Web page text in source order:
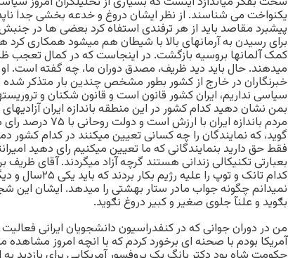
یکنواخت می شناسند. از نظر ایشان دروغ و خدعه بخشی جدا
پیشبرد مقاصد باید از هر ترفندی استفاه کرد بعضی ها در
برای رسیدن به آرمانهای بالا با شیطان هم میشود همکاری کرد
کمک آلمانها بروسیه بازگشت. در اینجاست که در کمال تعجب
میدهند. حال باید دید ظریف، مصدق دوران ما، چه گفته است.
خبرنگاران در خارج از کشور بطور مشخص چندین بار متذکر شده
سیاسی نداریم، ایران کشور قانون است و قانون شکنان و
بمن نشان دهید کدام کشور در این منطقه باندازه ایران
مردم باندازه ایران
گوید، که نمایندگان را چه کسانی تعیین میکنند در کدام کشور
فقط حق دارید بنمایندگانی که ما تعیین میکنیم رای دهید
بعبارتی تکنیکالی زندانی هستند گرچه آزاد میگردند. آقای
کدام تانک و توپ را
نمیدانم چگونه جواب مادر ستار بهشتی را میدهد. ایشان این
بګوید و علنآ جلوی صغیر و کبیر دروغ نګوید.
من در دوران جوانی که در کنفدراسیون دانشجویان ایرانی
آمریکا بودم با صحنه ای برخورد کردم که با انچه امروز مشاهده